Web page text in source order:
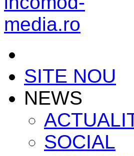
SITE NOU
NEWS
SOCIAL